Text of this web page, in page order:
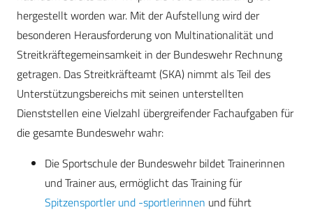
hergestellt worden war. Mit der Aufstellung wird der
besonderen Herausforderung von Multinationalität und
Streitkräftegemeinsamkeit in der Bundeswehr Rechnung
getragen. Das Streitkräfteamt (SKA) nimmt als Teil des
Unterstützungsbereichs mit seinen unterstellten
Dienststellen eine Vielzahl übergreifender Fachaufgaben für
die gesamte Bundeswehr wahr:
Die Sportschule der Bundeswehr bildet Trainerinnen
und Trainer aus, ermöglicht das Training für
Spitzensportler und -sportlerinnen und führt